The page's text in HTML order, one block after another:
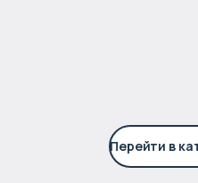
Перейти в